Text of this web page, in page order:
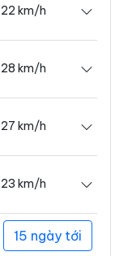
22 km/h
28 km/h
27 km/h
23 km/h
15 ngày tới